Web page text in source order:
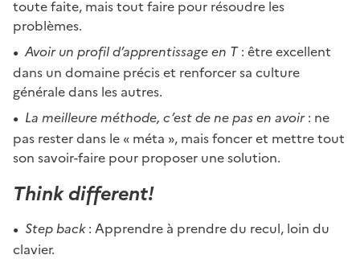
toute faite, mais tout faire pour résoudre les
problèmes.
Avoir un profil d’apprentissage en T: être excellent
dans un domaine précis et renforcer sa culture
générale dans les autres.
La meilleure méthode, c’est de ne pas en avoir: ne
pas rester dans le « méta », mais foncer et mettre tout
son savoir-faire pour proposer une solution.
Think different!
Step back: Apprendre à prendre du recul, loin du
clavier.